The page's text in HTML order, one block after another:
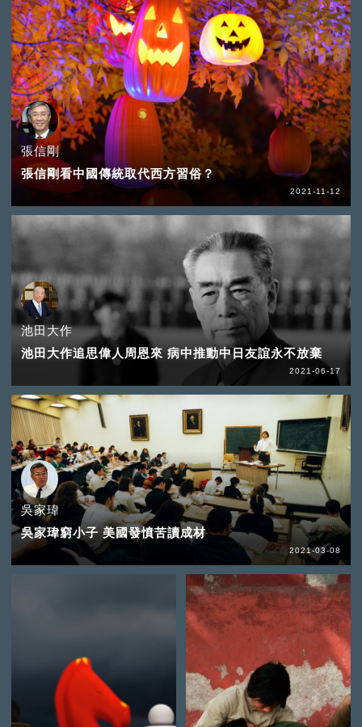
張信剛
張信剛看中國傳統取代西方習俗？
2021-11-12
池田大作
池田大作追思偉人周恩來 病中推動中日友誼永不放棄
2021-06-17
吳家瑋
吳家瑋窮小子 美國發憤苦讀成材
2021-03-08